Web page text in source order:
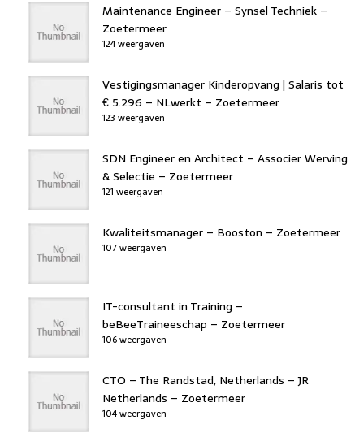
Maintenance Engineer – Synsel Techniek –
Zoetermeer
124 weergaven
Vestigingsmanager Kinderopvang | Salaris tot
€ 5.296 – NLwerkt – Zoetermeer
123 weergaven
SDN Engineer en Architect – Associer Werving
& Selectie – Zoetermeer
121 weergaven
Kwaliteitsmanager – Booston – Zoetermeer
107 weergaven
IT-consultant in Training –
beBeeTraineeschap – Zoetermeer
106 weergaven
CTO – The Randstad, Netherlands – JR
Netherlands – Zoetermeer
104 weergaven